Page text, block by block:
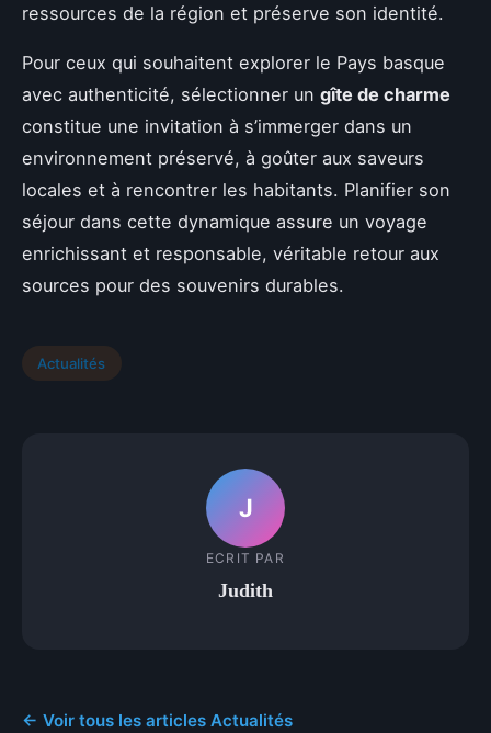
ressources de la région et préserve son identité.
Pour ceux qui souhaitent explorer le Pays basque
avec authenticité, sélectionner un gîte de charme
constitue une invitation à s’immerger dans un
environnement préservé, à goûter aux saveurs
locales et à rencontrer les habitants. Planifier son
séjour dans cette dynamique assure un voyage
enrichissant et responsable, véritable retour aux
sources pour des souvenirs durables.
Actualités
J
ECRIT PAR
Judith
← Voir tous les articles Actualités